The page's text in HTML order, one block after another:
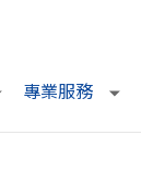
專業服務